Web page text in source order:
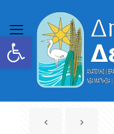
Ανοίξτε τη γραμμή εργαλείων